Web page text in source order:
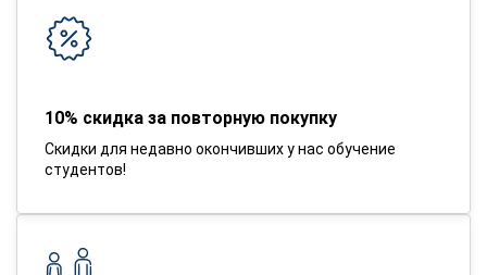
10% скидка за повторную покупку
Скидки для недавно окончивших у нас обучение
студентов!